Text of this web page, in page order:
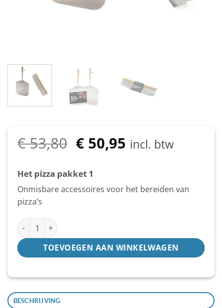
€53,80 Oorspronkelijke
was:
€ 53,80.
€50,95Huidige
€ 50,95.
incl. btw
Het pizza pakket 1
Onmisbare accessoires voor het bereiden van
pizza’s
Het pizza pakket 1 aantal
TOEVOEGEN AAN WINKELWAGEN
BESCHRIJVING